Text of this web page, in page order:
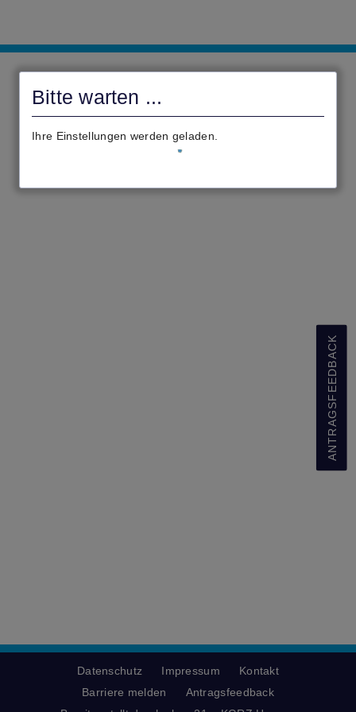
Bitte warten ...
Ihre Einstellungen werden geladen.
Gemeinde
Breidenbach
ANTRAGSFEEDBACK
Datenschutz Impressum
Kontakt
Barriere melden
Antragsfeedback